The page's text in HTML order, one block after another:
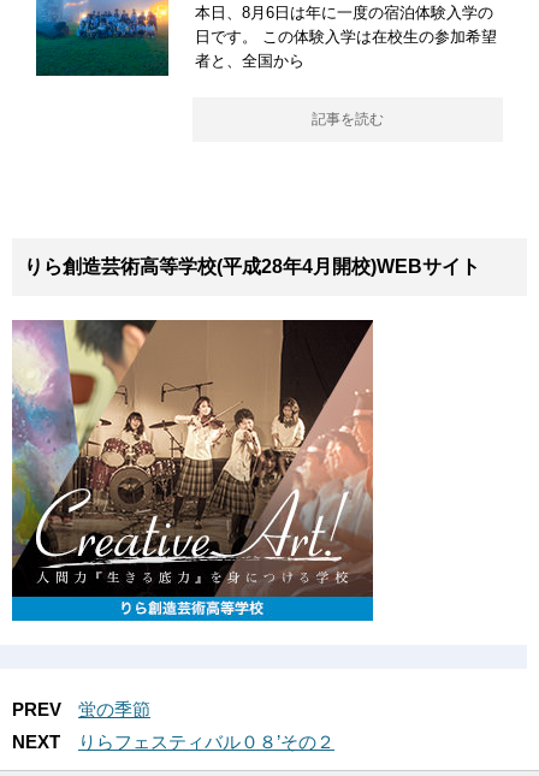
本日、8月6日は年に一度の宿泊体験入学の
日です。 この体験入学は在校生の参加希望
者と、全国から
記事を読む
りら創造芸術高等学校(平成28年4月開校)WEBサイト
PREV
蛍の季節
NEXT
りらフェスティバル０８’その２